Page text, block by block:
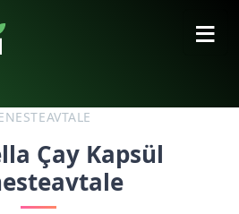
≡
Çay Kapsül